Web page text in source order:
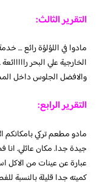
التقرير الثالث:
مادوا في اللؤلؤة رائع …
الخارجية علي البحر
والافضل الجلوس داخل
التقرير الرابع:
مادو مطعم تركي بامكانكم
جيدة جدا. مكان عائلي.
عبارة عن عينات من الاكل
كميته جدا قليلة بالنسبة